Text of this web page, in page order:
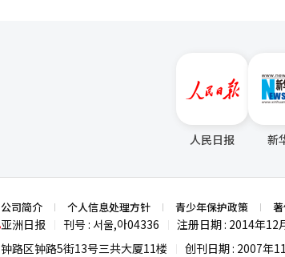
构的潜力。⑩ 礼来公司礼来公司通过肥胖治疗药物的
糖尿病、心血管疾病和各种慢性病相关的现代文明核
逐渐成为与半导体同样重要的战略产业。⑪ 三星电子
智能手机、显示器和家电产业的全球企业。尤其在AI
·巴菲特投资哲学的象征。重视长期价值和现金流的
新、数据驱动的库存管理系统使沃尔玛重新回到增长
然是全球最大的能源企业之一。然而，全球资本如今
础，中东的地缘政治重要性不会轻易消失。⑮ 摩根大
不论谁是赢家，对于在垫子上躺着的58号记者来说，
报道经人工智能（AI）系统翻译与编辑。
人民日报 新
公司简介 个人信息处理方针 青少年保护政策
亚洲日报 刊号 : 서울,아04336 注册日期 : 2014年12
钟路区钟路5街13号三共大厦11楼
创刊日期 : 2007年